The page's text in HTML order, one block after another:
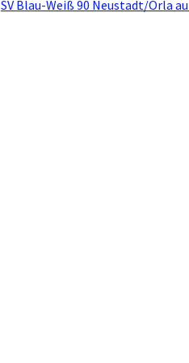
SV Blau-Weiß 90 Neustadt/Orla